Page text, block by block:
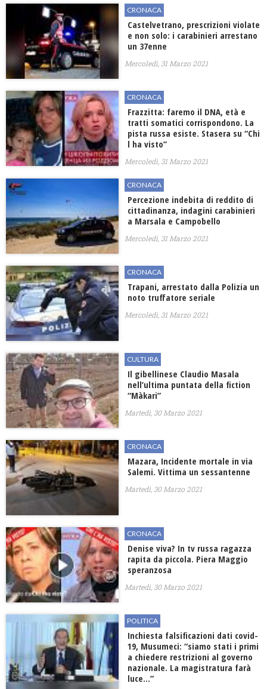
CRONACA
Castelvetrano, prescrizioni violate
e non solo: i carabinieri arrestano
un 37enne
Mercoledì, 31 Marzo 2021
CRONACA
Frazzitta: faremo il DNA, età e
tratti somatici corrispondono. La
pista russa esiste. Stasera su “Chi
l ha visto”
Mercoledì, 31 Marzo 2021
CRONACA
Percezione indebita di reddito di
cittadinanza, indagini carabinieri
a Marsala e Campobello
Mercoledì, 31 Marzo 2021
CRONACA
Trapani, arrestato dalla Polizia un
noto truffatore seriale
Mercoledì, 31 Marzo 2021
CULTURA
Il gibellinese Claudio Masala
nell’ultima puntata della fiction
“Màkari”
Martedì, 30 Marzo 2021
CRONACA
Mazara, Incidente mortale in via
Salemi. Vittima un sessantenne
Martedì, 30 Marzo 2021
CRONACA
Denise viva? In tv russa ragazza
rapita da piccola. Piera Maggio
speranzosa
Martedì, 30 Marzo 2021
POLITICA
Inchiesta falsificazioni dati covid-
19, Musumeci: “siamo stati i primi
a chiedere restrizioni al governo
nazionale. La magistratura farà
luce…”